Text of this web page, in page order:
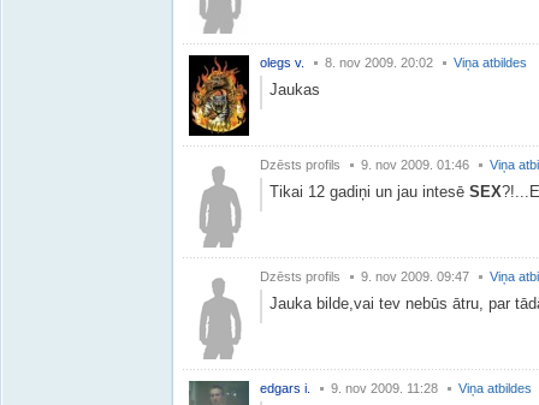
olegs v. 8. nov 2009. 20:02 Viņa atbildes
Jaukas
Dzēsts profils 9. nov 2009. 01:46 Viņa
Tikai 12 gadiņi un jau intesē SEX
Dzēsts profils 9. nov 2009. 09:47 Viņa
Jauka bilde,vai tev nebūs ātru, par
edgars i. 9. nov 2009. 11:28 Viņa atbildes